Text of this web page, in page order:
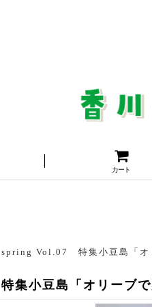
カート
Vol.07 特集小豆島「オ
小豆島「オリーブで